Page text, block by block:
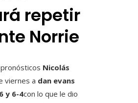
repetir
Norrie
Nicolás
viernes a dan evans
y 6-4con lo que le dio